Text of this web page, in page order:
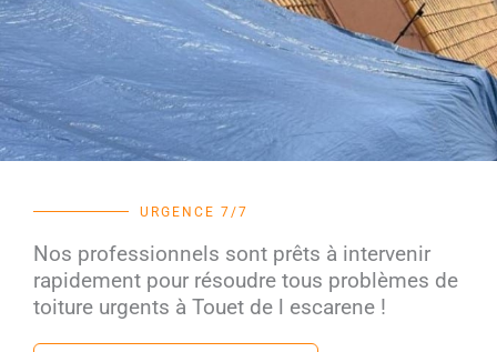
URGENCE 7/7
Nos professionnels sont prêts à intervenir
rapidement pour résoudre tous problèmes de
toiture urgents à Touet de l escarene !